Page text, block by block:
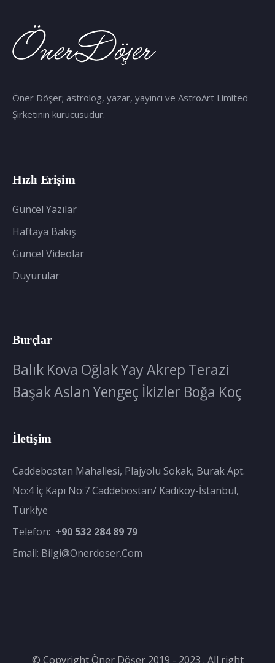
Öner Döşer; astrolog, yazar, yayıncı ve AstroArt Limited
Şirketinin kurucusudur.
Hızlı Erişim
Güncel Yazılar
Haftaya Bakış
Güncel Videolar
Duyurular
Burçlar
Balık Kova OğlakYayAkrep Terazi
BaşakAslan Yengeç İkizler Boğa Koç
İletişim
Caddebostan Mahallesi, Plajyolu Sokak, Burak Apt.
No:4 İç Kapı No:7 Caddebostan/ Kadıköy-İstanbul,
Türkiye
Telefon: +90 532 284 89 79
Email: Bilgi@onerdoser.com
© Copyright Öner Döşer 2019 - 2023 . All right